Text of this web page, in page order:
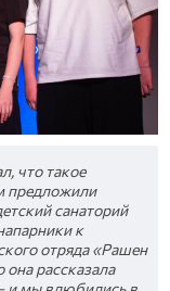
что такое
предложили
санаторий
к
отряда «Рашен
рассказала